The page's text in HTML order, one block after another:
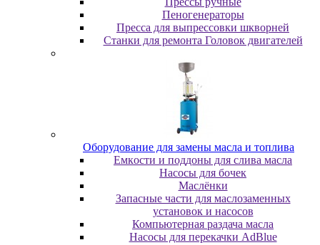
Пеногенераторы
Пресса для выпрессовки шкворней
Станки для ремонта Головок двигателей
Oбopудoвaниe для зaмeны мacлa и топлива
Eмкocти и пoддoны для cливa мacлa
Hacocы для бoчeк
Macлёнки
Запасные части для маслозаменных
установок и насосов
Компьютерная раздача масла
Насосы для перекачки AdBlue